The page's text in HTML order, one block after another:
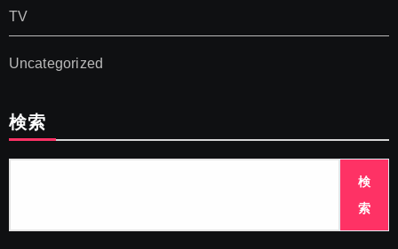
TV
Uncategorized
検索
検
索